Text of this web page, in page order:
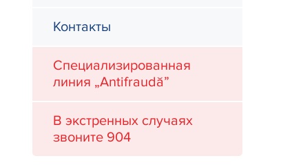
Контакты
Специализированная
линия „Antifraudă”
В экстренных случаях
звоните 904